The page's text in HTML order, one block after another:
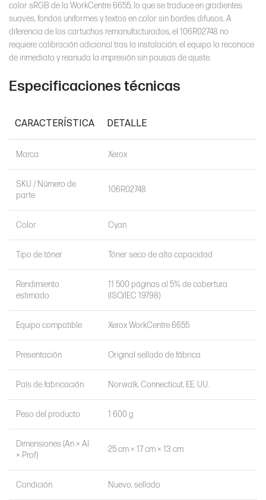
color sRGB de la WorkCentre 6655, lo que se traduce en gradientes
suaves, fondos uniformes y textos en color sin bordes difusos. A
diferencia de los cartuchos remanufacturados, el 106R02748 no
requiere calibración adicional tras la instalación: el equipo lo reconoce
de inmediato y reanuda la impresión sin pausas de ajuste.
Especificaciones técnicas
CARACTERÍSTICA DETALLE
Marca Xerox
SKU / Número de
parte
106R02748
Color Cyan
Tipo de tóner Tóner seco de alta capacidad
Rendimiento
estimado
11 500 páginas al 5% de cobertura
(ISO/IEC 19798)
Equipo compatible Xerox WorkCentre 6655
Presentación Original sellado de fábrica
País de fabricación Norwalk, Connecticut, EE. UU.
Peso del producto 1 600 g
Dimensiones (An × Al
× Prof)
25 cm × 17 cm × 13 cm
Condición Nuevo, sellado